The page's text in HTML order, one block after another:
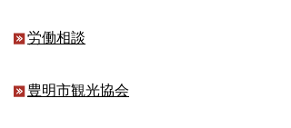
労働相談
豊明市観光協会